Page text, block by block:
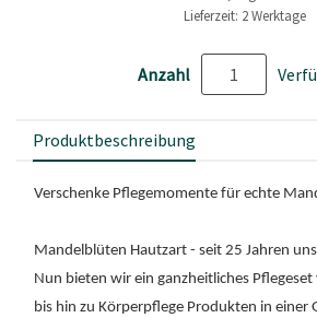
Lieferzeit: 2 Werktage
Anzahl
Produktbeschreibung
Verschenke Pflegemomente für echte
Mandelblüten Hautzart - seit 25 Jahren
Nun bieten wir ein ganzheitliches
bis hin zu Körperpflege Produkten in einer